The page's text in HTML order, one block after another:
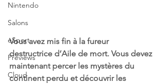
Nintendo
Salons
eSport
Previews
Cloud
Vous avez mis fin à la fureur
destructrice d’Aile de mort. Vous devez
maintenant percer les mystères du
continent perdu et découvrir les